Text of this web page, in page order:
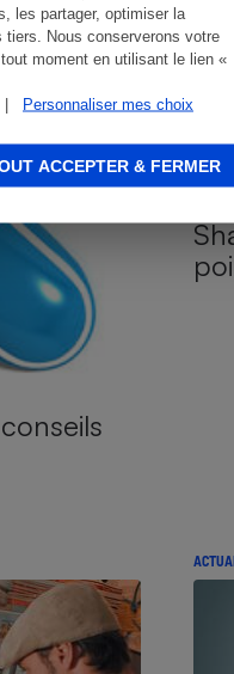
les partager, optimiser la
Nous conserverons votre
moment en utilisant le lien «
| Personnaliser mes choix
ACCEPTER & FERMER